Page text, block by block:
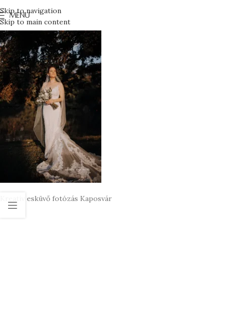
Skip to navigation
Skip to main content
MENU
Kreatív esküvő fotózás Kaposvár